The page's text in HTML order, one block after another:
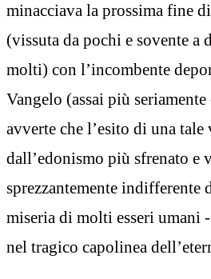
minacciava la prossima fine
(vissuta da pochi e sovente a
molti) con l’incombente
Vangelo (assai più seriamente
avverte che l’esito di una tale
dall’edonismo più sfrenato e
sprezzantemente indifferente
miseria di molti esseri umani
nel tragico capolinea